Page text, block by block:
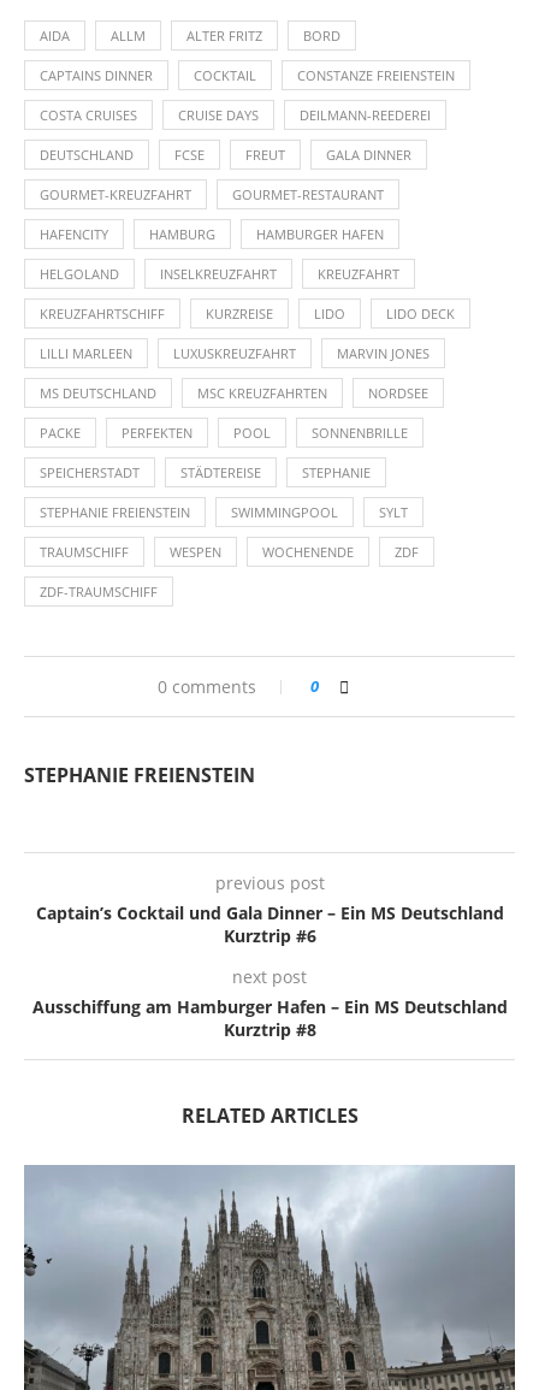
AIDA ALLM ALTER FRITZ BORD
CAPTAINS DINNER COCKTAIL CONSTANZE FREIENSTEIN
COSTA CRUISES CRUISE DAYS DEILMANN-REEDEREI
DEUTSCHLAND FCSE FREUT GALA DINNER
GOURMET-KREUZFAHRT GOURMET-RESTAURANT
HAFENCITY HAMBURG HAMBURGER HAFEN
HELGOLAND INSELKREUZFAHRT KREUZFAHRT
KREUZFAHRTSCHIFF KURZREISE LIDO LIDO DECK
LILLI MARLEEN LUXUSKREUZFAHRT MARVIN JONES
MS DEUTSCHLAND MSC KREUZFAHRTEN NORDSEE
PACKE PERFEKTEN POOL SONNENBRILLE
SPEICHERSTADT STÄDTEREISE STEPHANIE
STEPHANIE FREIENSTEIN SWIMMINGPOOL SYLT
TRAUMSCHIFF WESPEN WOCHENENDE ZDF
ZDF-TRAUMSCHIFF
0 comments 0
STEPHANIE FREIENSTEIN
previous post
Captain’s Cocktail und Gala Dinner – Ein MS Deutschland
Kurztrip #6
next post
Ausschiffung am Hamburger Hafen – Ein MS Deutschland
Kurztrip #8
RELATED ARTICLES